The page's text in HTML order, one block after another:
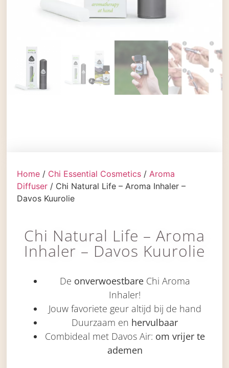
Home / Chi Essential Cosmetics / Aroma
Diffuser / Chi Natural Life – Aroma Inhaler –
Davos Kuurolie
Chi Natural Life – Aroma
Inhaler – Davos Kuurolie
De onverwoestbareChi Aroma
Inhaler!
Jouw favoriete geur altijd bij de hand
Duurzaam en hervulbaar
Combideal met Davos Air: om vrijer te
ademen